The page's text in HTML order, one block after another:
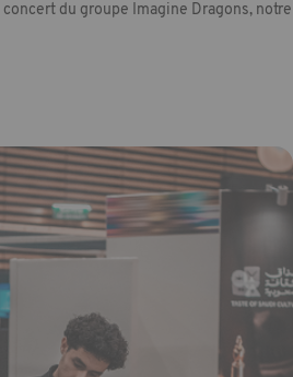
du groupe Imagine Dragons, notre